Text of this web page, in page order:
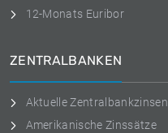
12-Monats Euribor
ZENTRALBANKEN
Aktuelle Zentralbankzinsen
Amerikanische Zinssätze